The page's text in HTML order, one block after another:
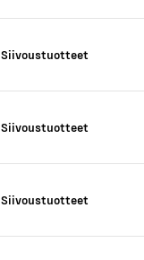
Siivoustuotteet
Siivoustuotteet
Siivoustuotteet